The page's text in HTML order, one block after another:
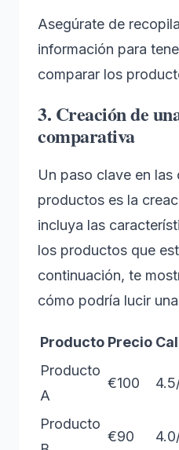
Asegúrate de
información para
comparar los
3. Creación de
comparativa
Un paso clave en
productos es la
incluya las
los productos que
continuación, te
cómo podría lucir
Producto Precio
Producto
A
€100
Producto
€90